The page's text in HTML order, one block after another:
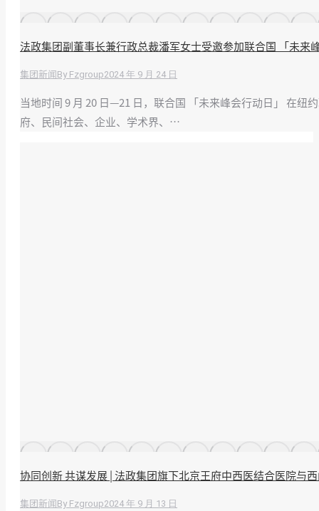
法政集团副董事长兼行政总裁潘军女士受邀参加联合国 「未来
集团新闻 By Fzgroup2024 年 9 月 24 日
当地时间 9 月 20 日—21 日，联合国 「未来峰会行动日」 在
府、民间社会、企业、学术界、…
协同创新 共谋发展 | 法政集团旗下北京王府中西医结合医院与
集团新闻 By Fzgroup2024 年 9 月 13 日